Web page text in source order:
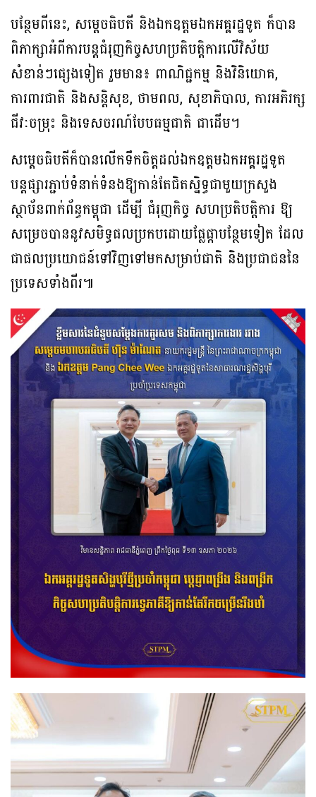
បន្ថែមពីនេះ, សម្តេចធិបតី និងឯកឧត្តមឯកអគ្គរដ្ឋទូត ក៏បាន
ពិភាក្សាអំពីការបន្តជំរុញកិច្ចសហប្រតិបត្តិការលើវិស័យ
សំខាន់ៗផ្សេងទៀត រួមមាន៖ ពាណិជ្ជកម្ម និងវិនិយោគ,
ការពារជាតិ និងសន្តិសុខ, ថាមពល, សុខាភិបាល, ការអភិរក្ស
ជីវៈចម្រុះ និងទេសចរណ៍បែបធម្មជាតិ ជាដើម។
សម្តេចធិបតីក៏បានលើកទឹកចិត្តដល់ឯកឧត្តមឯកអគ្គរដ្ឋទូត
បន្តផ្សារភ្ជាប់ទំនាក់ទំនងឱ្យកាន់តែជិតស្និទ្ធជាមួយក្រសួង
ស្ថាប័នពាក់ព័ន្ធកម្ពុជា ដើម្បី ជំរុញកិច្ច សហប្រតិបត្តិការ ឱ្យ
សម្រេចបាននូវសមិទ្ធផលប្រកបដោយផ្លែផ្កាបន្ថែមទៀត ដែល
ជាផលប្រយោជន៍ទៅវិញទៅមកសម្រាប់ជាតិ និងប្រជាជននៃ
ប្រទេសទាំងពីរ៕